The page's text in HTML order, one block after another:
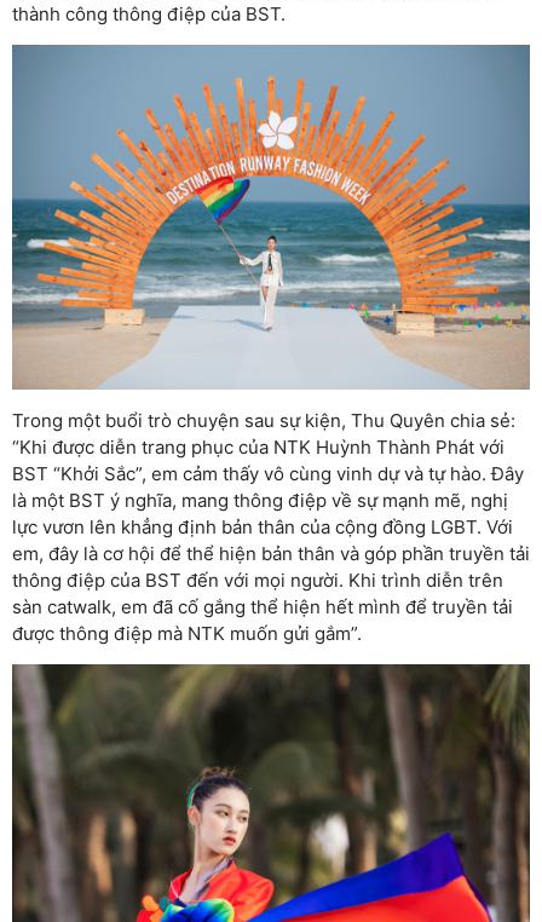
thành công thông điệp của BST.
Trong một buổi trò chuyện sau sự kiện, Thu Quyên chia sẻ:
“Khi được diễn trang phục của NTK Huỳnh Thành Phát với
BST “Khởi Sắc”, em cảm thấy vô cùng vinh dự và tự hào. Đây
là một BST ý nghĩa, mang thông điệp về sự mạnh mẽ, nghị
lực vươn lên khẳng định bản thân của cộng đồng LGBT. Với
em, đây là cơ hội để thể hiện bản thân và góp phần truyền tải
thông điệp của BST đến với mọi người. Khi trình diễn trên
sàn catwalk, em đã cố gắng thể hiện hết mình để truyền tải
được thông điệp mà NTK muốn gửi gắm”.